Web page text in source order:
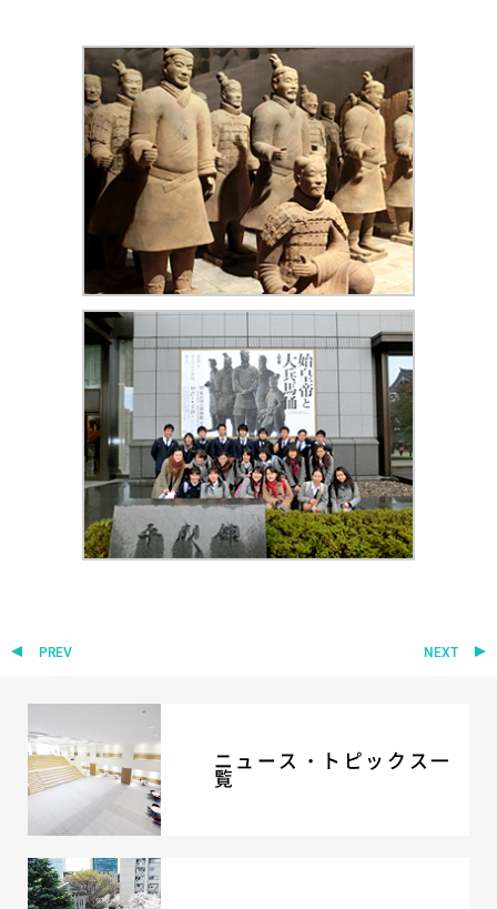
生徒の作品
ADMISSION
入試・入学案内
志願者速報
学校説明会
入学金・学費等一覧
公開行事の紹介
編入学・転入学試験
よくあるご質問
INFORMATION
お問い合わせ
アクセスマップ
ご支援をお考えの方へ
いじめ防止対策
ENGLISHページ
個人情報保護への取り組み
採用情報
地の塩、世の光（スクールモットー）
PREV NEXT
ニュース・トピックス一
覧